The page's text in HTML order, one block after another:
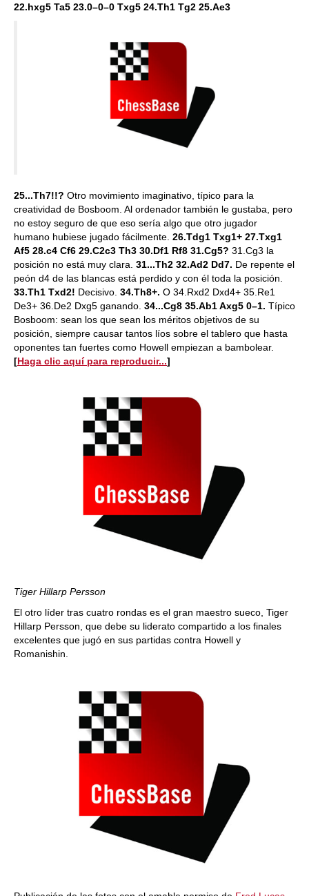
22.hxg5 Ta5 23.0–0–0 Txg5 24.Th1 Tg2 25.Ae3
25...Th7!!? Otro movimiento imaginativo, típico para la
creatividad de Bosboom. Al ordenador también le gustaba, pero
no estoy seguro de que eso sería algo que otro jugador
humano hubiese jugado fácilmente. 26.Tdg1 Txg1+ 27.Txg1
Af5 28.c4 Cf6 29.C2c3 Th3 30.Df1 Rf8 31.Cg5? 31.Cg3 la
posición no está muy clara. 31...Th2 32.Ad2 Dd7. De repente el
peón d4 de las blancas está perdido y con él toda la posición.
33.Th1 Txd2! Decisivo. 34.Th8+. O 34.Rxd2 Dxd4+ 35.Re1
De3+ 36.De2 Dxg5 ganando. 34...Cg8 35.Ab1 Axg5 0–1. Típico
Bosboom: sean los que sean los méritos objetivos de su
posición, siempre causar tantos líos sobre el tablero que hasta
oponentes tan fuertes como Howell empiezan a bambolear.
[Haga clic aquí para reproducir...]
Tiger Hillarp Persson
El otro líder tras cuatro rondas es el gran maestro sueco, Tiger
Hillarp Persson, que debe su liderato compartido a los finales
excelentes que jugó en sus partidas contra Howell y
Romanishin.